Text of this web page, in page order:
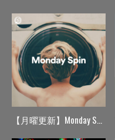
【月曜更新】Monday Spin